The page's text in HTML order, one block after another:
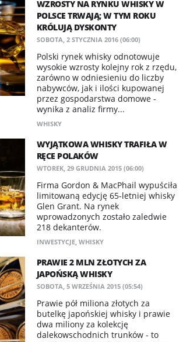
WZROSTY NA RYNKU WHISKY W
POLSCE TRWAJĄ; W TYM ROKU
KRÓLUJĄ DYSKONTY
SOBOTA, 2 STYCZNIA 2016 (06:00)
Polski rynek whisky odnotowuje
wysokie wzrosty kolejny rok z rzędu,
zarówno w odniesieniu do liczby
nabywców, jak i ilości kupowanej
przez gospodarstwa domowe -
wynika z analiz firmy...
WHISKY
WYJĄTKOWA WHISKY TRAFIŁA W
RĘCE POLAKÓW
WTOREK, 29 GRUDNIA 2015 (06:00)
Firma Gordon & MacPhail wypuściła
limitowaną edycję 65-letniej whisky
Glen Grant. Na rynek
wprowadzonych zostało zaledwie
218 dekanterów.
INWESTYCJE, WHISKY
PRAWIE 2 MLN ZŁOTYCH ZA
JAPOŃSKĄ WHISKY
SOBOTA, 5 WRZEŚNIA 2015 (05:54)
Prawie pół miliona złotych za
butelkę japońskiej whisky i prawie
dwa miliony za kolekcję
dalekowschodnich trunków - to